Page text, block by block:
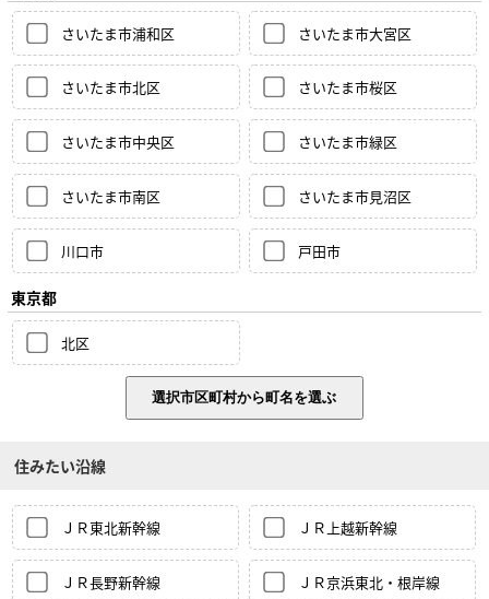
さいたま市浦和区 さいたま市大宮区
さいたま市北区 さいたま市桜区
さいたま市中央区 さいたま市緑区
さいたま市南区 さいたま市見沼区
川口市 戸田市
東京都
北区
住みたい沿線
ＪＲ東北新幹線 ＪＲ上越新幹線
ＪＲ長野新幹線 ＪＲ京浜東北・根岸線